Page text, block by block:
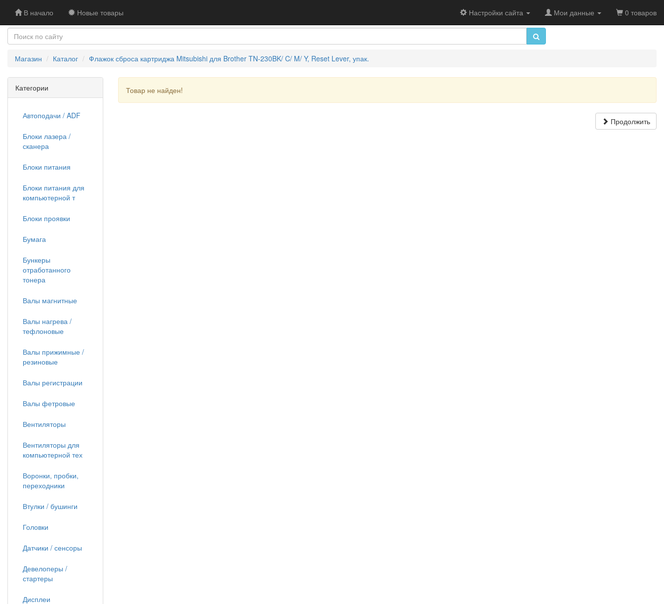
В начало Новые товары Настройки сайта Мои данные 0 товаров
Магазин Каталог Флажок сброса картриджа Mitsubishi для Brother TN-230BK/ C/ M/ Y, Reset Lever, упак.
Товар не найден!
Продолжить
Категории
Автоподачи / ADF
Блоки лазера /
сканера
Блоки питания
Блоки питания для
компьютерной т
Блоки проявки
Бумага
Бункеры
отработанного
тонера
Валы магнитные
Валы нагрева /
тефлоновые
Валы прижимные /
резиновые
Валы регистрации
Валы фетровые
Вентиляторы
Вентиляторы для
компьютерной тех
Воронки, пробки,
переходники
Втулки / бушинги
Головки
Датчики / сенсоры
Девелоперы /
стартеры
Дисплеи